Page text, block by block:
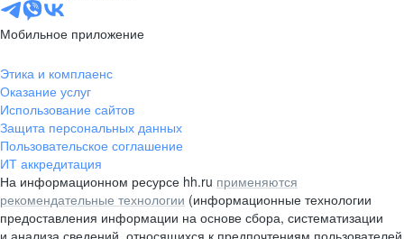
Мобильное приложение
Этика и комплаенс
Оказание услуг
Использование сайтов
Защита персональных данных
Пользовательское соглашение
ИТ аккредитация
На информационном ресурсе hh.ru применяются
рекомендательные технологии (информационные технологии
предоставления информации на основе сбора, систематизации
и анализа сведений, относящихся к предпочтениям пользователей